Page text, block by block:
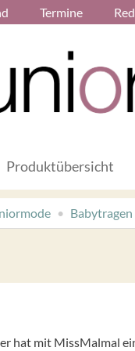
Termine
Produktübersicht
Babytragen
hat mit MissMalmal